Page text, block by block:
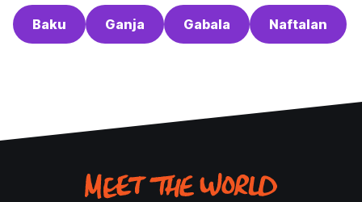
Baku Ganja Gabala Naftalan